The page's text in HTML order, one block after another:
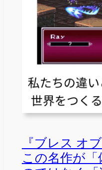
『ブレス オ
この名作が「